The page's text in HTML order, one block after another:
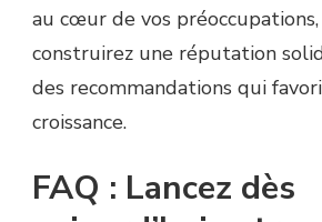
au cœur de vos préoccupations,
construirez une réputation
des recommandations qui
croissance.
FAQ : Lancez dès